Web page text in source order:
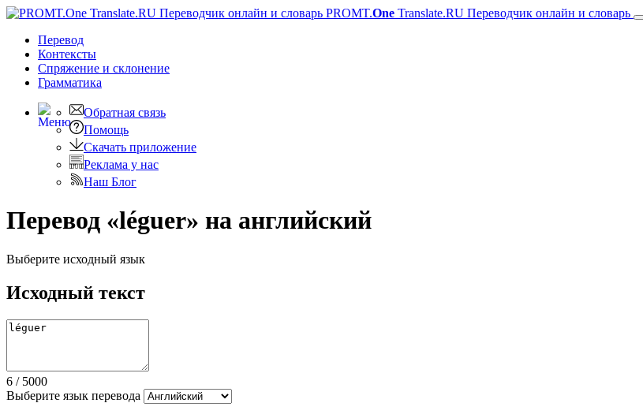
PROMT.One Translate.RU Переводчик онлайн и словарь
Перевод
Контексты
Спряжение и склонение
Грамматика
Обратная связь
Помощь
Скачать приложение
Реклама у нас
Наш Блог
Перевод «léguer» на английский
Выберите исходный язык
Исходный текст
6 / 5000
Выберите язык перевода